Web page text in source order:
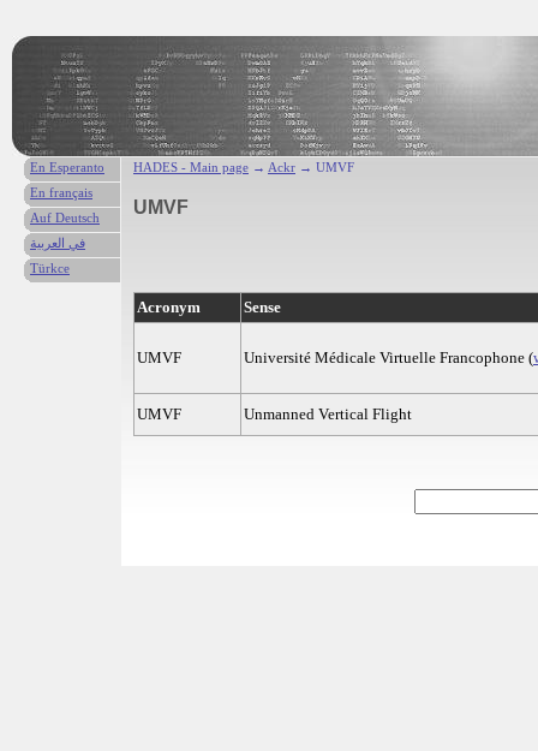
HADES - Main page → Ackr → UMVF
UMVF
Acronym Sense
UMVF Université Médicale Virtuelle Francophone (
UMVF Unmanned Vertical Flight
En Esperanto
En français
Auf Deutsch
في العربية
Türkce